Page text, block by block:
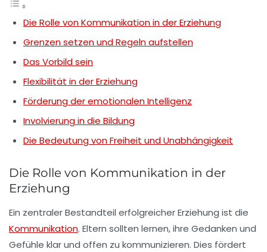
Die Rolle von Kommunikation in der Erziehung
Grenzen setzen und Regeln aufstellen
Das Vorbild sein
Flexibilität in der Erziehung
Förderung der emotionalen Intelligenz
Involvierung in die Bildung
Die Bedeutung von Freiheit und Unabhängigkeit
Die Rolle von Kommunikation in der
Erziehung
Ein zentraler Bestandteil erfolgreicherErziehung ist die
Kommunikation. Eltern sollten lernen, ihre Gedanken und
Gefühle klar und offen zu kommunizieren. Dies fördert